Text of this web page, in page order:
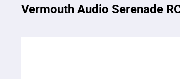
Vermouth Audio Serenade